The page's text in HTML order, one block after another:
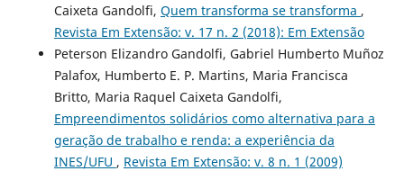
Caixeta Gandolfi, Quem transforma se transforma ,
Revista Em Extensão: v. 17 n. 2 (2018): Em Extensão
Peterson Elizandro Gandolfi, Gabriel Humberto Muñoz
Palafox, Humberto E. P. Martins, Maria Francisca
Britto, Maria Raquel Caixeta Gandolfi,
Empreendimentos solidários como alternativa para a
geração de trabalho e renda: a experiência da
INES/UFU , Revista Em Extensão: v. 8 n. 1 (2009)